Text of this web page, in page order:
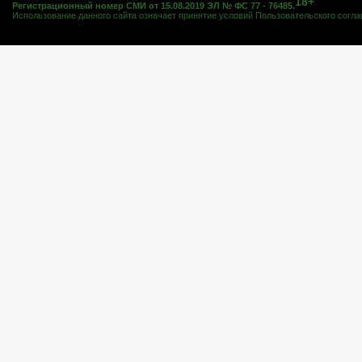
Регистрационный номер СМИ от 15.08.2019 ЭЛ № ФС 77 - 76485.
Использование данного сайта означает принятие условий Пользовательского